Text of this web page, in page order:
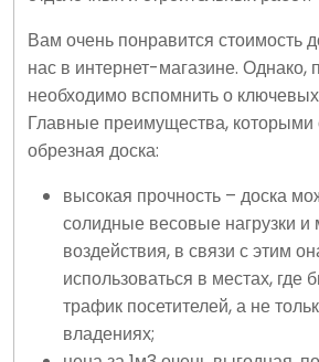
Вам очень понравится стоимость
нас в интернет-магазине. Однако,
необходимо вспомнить о ключевых
Главные преимущества, которыми
обрезная доска:
высокая прочность – доска
солидные весовые нагрузки и
воздействия, в связи с этим
использоваться в местах, где
трафик посетителей, а не
владениях;